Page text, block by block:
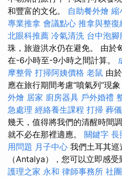
和豐富的文化。 自助餐外燴 縮
專業推拿 會議點心 推拿與整復
北眼科推薦 冷氣清洗 台中泡腳
珠，旅遊洪水仍在避免。 由於
在-6小時至-9小時之間計算。
摩整骨 打掃阿姨價格 老鼠 由
應在旅行期間考慮“噴氣列”現
外燴 居家 廚房器具 戶外婚禮
急處理 經絡養生課程 打掃 葬
幾天，值得將我們的清醒時間
就不必在那裡適應。 關鍵字 長
用問題 月子中心 我們土耳其
（Antalya），您可以立即感受
護理之家 永和 律師事務所 社